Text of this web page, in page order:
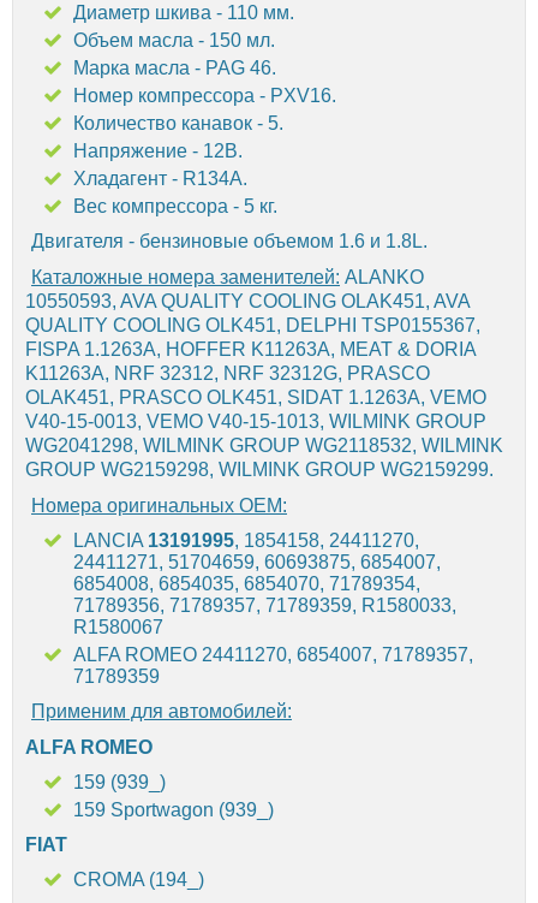
Диаметр шкива - 110 мм.
Объем масла - 150 мл.
Марка масла - PAG 46.
Номер компрессора - PXV16.
Количество канавок - 5.
Напряжение - 12В.
Хладагент - R134A.
Вес компрессора - 5 кг.
Двигателя - бензиновые объемом 1.6 и 1.8L.
Каталожные номера заменителей: ALANKO
10550593, AVA QUALITY COOLING OLAK451, AVA
QUALITY COOLING OLK451, DELPHI TSP0155367,
FISPA 1.1263A, HOFFER K11263A, MEAT & DORIA
K11263A, NRF 32312, NRF 32312G, PRASCO
OLAK451, PRASCO OLK451, SIDAT 1.1263A, VEMO
V40-15-0013, VEMO V40-15-1013, WILMINK GROUP
WG2041298, WILMINK GROUP WG2118532, WILMINK
GROUP WG2159298, WILMINK GROUP WG2159299.
Номера оригинальных OEM:
LANCIA 13191995, 1854158, 24411270,
24411271, 51704659, 60693875, 6854007,
6854008, 6854035, 6854070, 71789354,
71789356, 71789357, 71789359, R1580033,
R1580067
ALFA ROMEO 24411270, 6854007, 71789357,
71789359
Применим для автомобилей:
ALFA ROMEO
159 (939_)
159 Sportwagon (939_)
FIAT
CROMA (194_)